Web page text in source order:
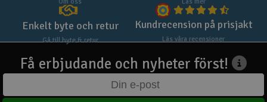
Enkelt byte och retur
Gå till byte & retur
Kundrecension på prisjakt
Läs våra recensioner
Få erbjudande och nyheter först!